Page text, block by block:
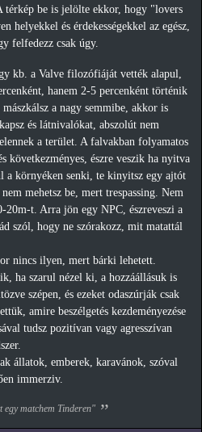
térkép be is jelölte ekkor, hogy "lovers
helyekkel és érdekességekkel az egész,
felfedezz csak úgy.
kb. a Valve filozófiáját vették alapul,
hanem 2-5 percenként történik
a nagy semmibe, akkor is
és látnivalókat, abszolút nem
a terület. A falvakban folyamatos
következményes, észre veszik ha nyitva
a környéken senki, te kinyitsz egy ajtót
mehetsz be, mert trespassing. Nem
20m-t. Arra jön egy NPC, észreveszi a
szól, hogy ne szórakozz, mit matattál
nincs ilyen, mert bárki lehetett.
ha szarul nézel ki, a hozzáállásuk is
szépen, és ezeket odaszúrják csak
amire beszélgetés kezdeményezése
tudsz pozitívan vagy agresszívan
állatok, emberek, karavánok, szóval
immerziv.
egy matchem Tinderen"